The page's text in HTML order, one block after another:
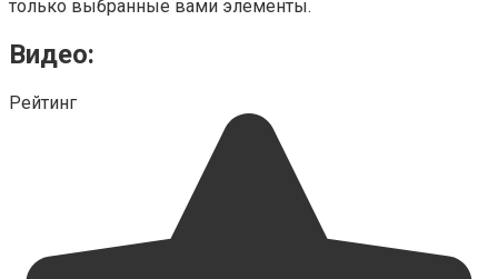
только выбранные вами элементы.
Видео:
Рейтинг